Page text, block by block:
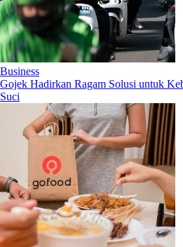
Business
Gojek Hadirkan Ragam Solusi untuk
Suci